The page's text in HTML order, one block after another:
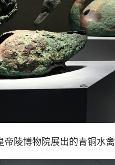
帝陵博物院展出的青铜水